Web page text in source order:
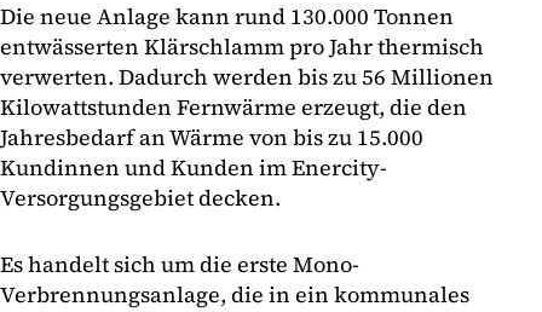
Die neue Anlage kann rund 130.000 Tonnen
entwässerten Klärschlamm pro Jahr thermisch
verwerten. Dadurch werden bis zu 56 Millionen
Kilowattstunden Fernwärme erzeugt, die den
Jahresbedarf an Wärme von bis zu 15.000
Kundinnen und Kunden im Enercity-
Versorgungsgebiet decken.
Es handelt sich um die erste Mono-
Verbrennungsanlage, die in ein kommunales